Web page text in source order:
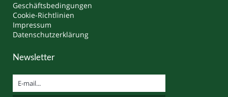
Geschäftsbedingungen
Cookie-Richtlinien
Impressum
Datenschutzerklärung
Newsletter